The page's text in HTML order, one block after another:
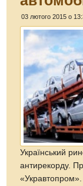
03 лютого 2015 о
Український
антирекорду.